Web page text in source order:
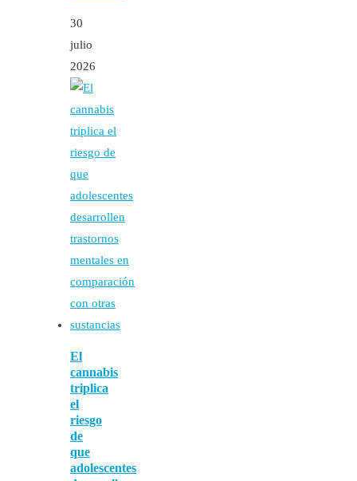
30
julio
2026
El
cannabis
triplica
el
riesgo
de
que
adolescentes